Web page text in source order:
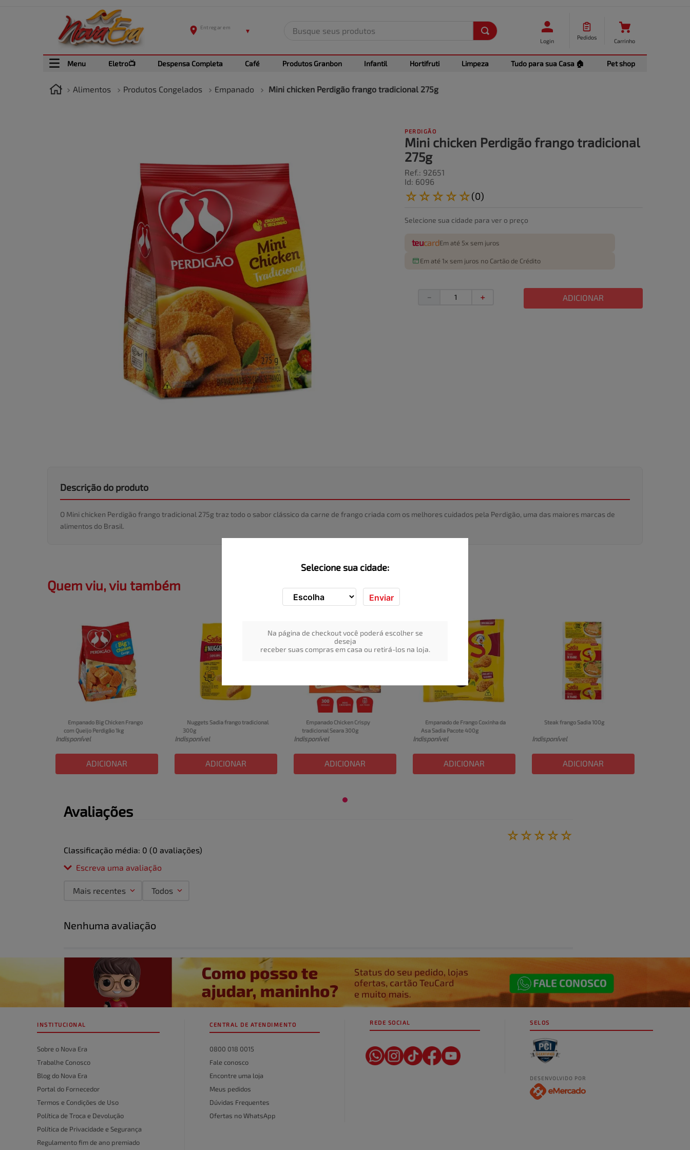
Selecione sua cidade:
Enviar
Na página de checkout você poderá escolher se
deseja
receber suas compras em casa ou retirá-los na loja.
Login
Pedidos
Carrinho
Menu Eletro📺 Despensa Completa Café Produtos Granbon Infantil Hortifruti Limpeza Tudo para sua Casa 🏠 Pet shop
Alimentos Produtos Congelados Empanado Mini chicken Perdigão frango tradicional 275g
PERDIGÃO
Mini chicken Perdigão frango tradicional
275g
Ref.: 92651
Id: 6096
☆☆☆☆☆(0)
Selecione sua cidade para ver o preço
teucardEm até 5x sem juros
Em até 1x sem juros no Cartão de Crédito
＋
－ ADICIONAR
Descrição do produto
O Mini chicken Perdigão frango tradicional 275g traz todo o sabor clássico da carne de frango criada com os melhores cuidados pela Perdigão, uma das maiores marcas de
alimentos do Brasil.
Quem viu, viu também
Empanado Big Chicken Frango
com Queijo Perdigão 1kg
Indisponível
ADICIONAR
Nuggets Sadia frango tradicional
300g
Indisponível
ADICIONAR
Empanado Chicken Crispy
tradicional Seara 300g
Indisponível
ADICIONAR
Empanado de Frango Coxinha da
Asa Sadia Pacote 400g
Indisponível
ADICIONAR
Steak frango Sadia 100g
Indisponível
ADICIONAR
Avaliações
☆☆☆☆☆
Classificação média: 0 (0 avaliações)
Escreva uma avaliação
Título
Avalie o produto de 1 a 5 estrelas
★★★★★
Seu nome
Escreva uma avaliação
Mais recentes Todos
Nenhuma avaliação
INSTITUCIONAL
Sobre o Nova Era
Trabalhe Conosco
Blog do Nova Era
Portal do Fornecedor
Termos e Condições de Uso
Política de Troca e Devolução
Política de Privacidade e Segurança
Regulamento fim de ano premiado
CENTRAL DE ATENDIMENTO
0800 018 0015
Fale conosco
Encontre uma loja
Meus pedidos
Dúvidas Frequentes
Ofertas no WhatsApp
REDE SOCIAL SELOS
DESENVOLVIDO POR
1
leite
frango